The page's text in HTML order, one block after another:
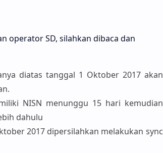
operator SD, silahkan dibaca dan
diatas tanggal 1 Oktober 2017 akan
NISN menunggu 15 hari kemudian
dahulu
2017 dipersilahkan melakukan sync